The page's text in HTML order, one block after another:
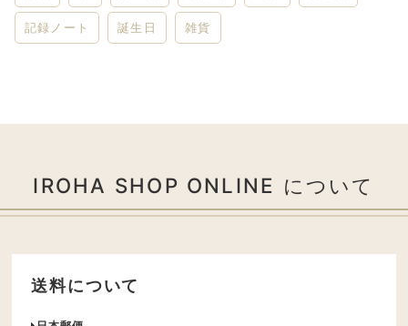
記録ノート 誕生日 雑貨
IROHA SHOP ONLINE について
送料について